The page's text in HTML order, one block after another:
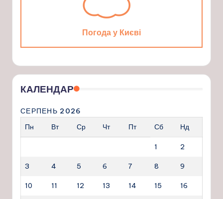
Погода у Києві
КАЛЕНДАР
СЕРПЕНЬ 2026
Пн
Вт Ср Чт Пт Сб Нд
1 2
3 4 5 6 7 8 9
10 11 12 13 14 15 16